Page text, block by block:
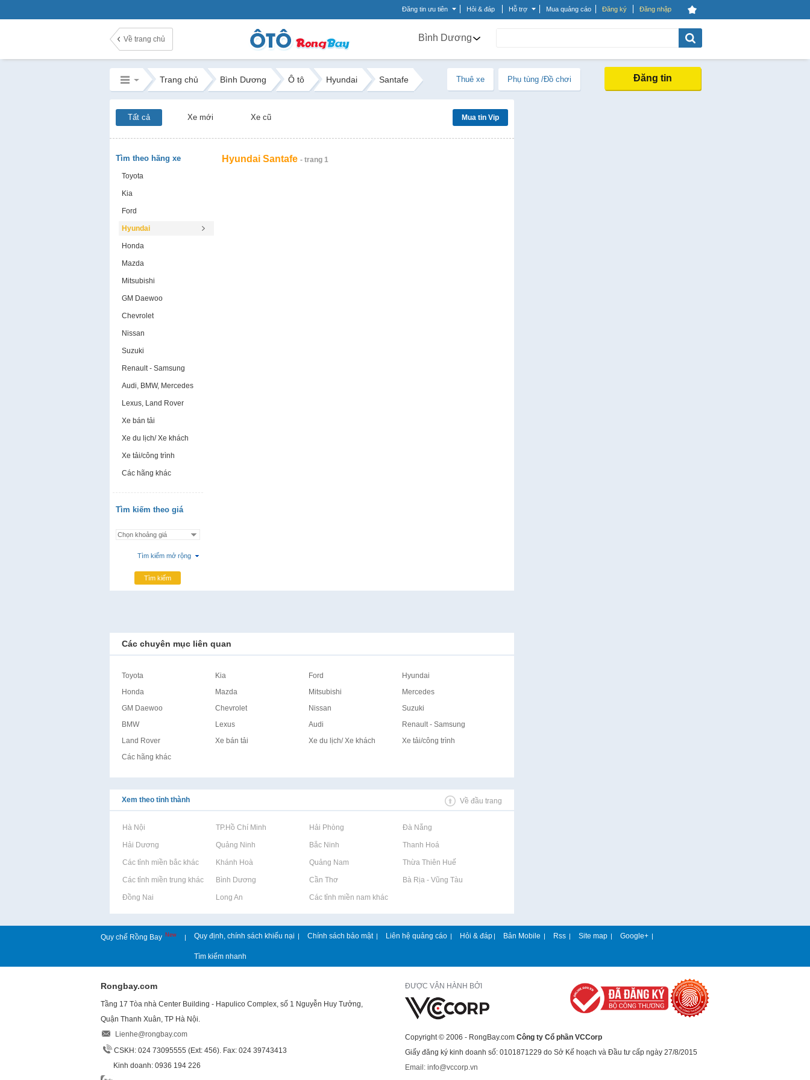
Đăng tin ưu tiên Hỏi & đáp Hỗ trợ Mua quảng cáo Đăng ký Đăng nhập
Về trang chủ Bình Dương
Trang chủ Bình Dương Ô tô Hyundai Santafe Thuê xe Phụ tùng /Đồ chơi Đăng tin
Tất cả Xe mới Xe cũ Mua tin Vip
Tìm theo hãng xe
Toyota
Kia
Ford
Hyundai
Honda
Mazda
Mitsubishi
GM Daewoo
Chevrolet
Nissan
Suzuki
Renault - Samsung
Audi, BMW, Mercedes
Lexus, Land Rover
Xe bán tải
Xe du lịch/ Xe khách
Xe tải/công trình
Các hãng khác
Tìm kiếm theo giá
Tìm kiếm mở rộng
Tìm kiếm
Hyundai Santafe - trang 1
Các chuyên mục liên quan
Toyota Kia Ford
Hyundai
Honda
Mazda Mitsubishi
Mercedes
GM Daewoo
Chevrolet Nissan
Suzuki
BMW
Lexus Audi
Renault - Samsung
Land Rover
Xe bán tải Xe du lịch/ Xe khách
Xe tải/công trình
Các hãng khác
Xem theo tỉnh thành Về đầu trang
Rao vặt tại Hà Nội Rao vặt tại TP.Hồ Chí Minh Rao vặt tại Hải Phòng Rao vặt tại Đà Nẵng
Rao vặt tại Hải Dương Rao vặt tại Quảng Ninh Rao vặt tại Bắc Ninh Rao vặt tại Thanh Hoá
Rao vặt tại Các tỉnh miền bắc khácRao vặt tại Khánh Hoà Rao vặt tại Quảng Nam Rao vặt tại Thừa Thiên Huế
Rao vặt tại Các tỉnh miền trung khácRao vặt tại Bình Dương Rao vặt tại Cần Thơ Rao vặt tại Bà Rịa - Vũng Tàu
Rao vặt tại Đồng Nai Rao vặt tại Long An Rao vặt tại Các tỉnh miền nam khác
Quy chế Rồng Bay New | Quy định, chính sách khiếu nại | Chính sách bảo mật | Liên hệ quảng cáo | Hỏi & đáp | Bản Mobile | Rss | Site map | Google+ |
Tìm kiếm nhanh
Rongbay.com
Tầng 17 Tòa nhà Center Building - Hapulico Complex, số 1 Nguyễn Huy Tưởng,
Quận Thanh Xuân, TP Hà Nội.
Lienhe@rongbay.com
CSKH: 024 73095555 (Ext: 456). Fax: 024 39743413
Kinh doanh: 0936 194 226
ĐƯỢC VẬN HÀNH BỞI
Copyright © 2006 - RongBay.com Công ty Cổ phần VCCorp
Giấy đăng ký kinh doanh số: 0101871229 do Sở Kế hoạch và Đầu tư cấp ngày 27/8/2015
Email: info@vccorp.vn